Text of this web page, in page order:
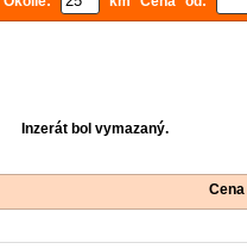
Inzerát bol vymazaný.
Cena